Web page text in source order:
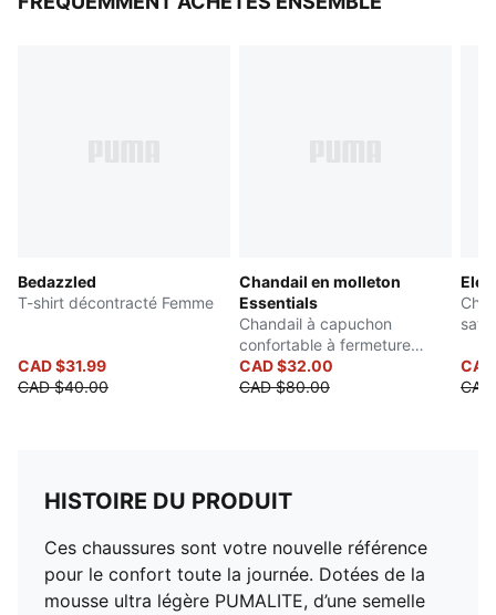
Bedazzled
T-shirt décontracté Femme
CAD $31.99
CAD $40.00
Chandail en molleton
Essentials
Chandail à capuchon
confortable à fermeture
éclair entière Femme
CAD $32.00
CAD $80.00
HISTOIRE DU PRODUIT
Ces chaussures sont votre nouvelle référence
pour le confort toute la journée. Dotées de la
mousse ultra légère PUMALITE, d’une semelle